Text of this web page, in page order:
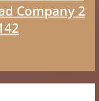
Company 2